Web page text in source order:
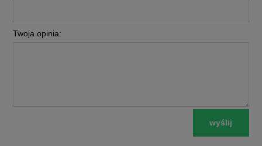
Twoja opinia:
wyślij